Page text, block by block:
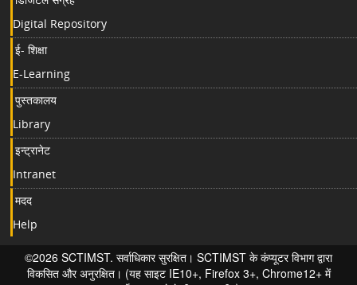
Digital Repository
ई- शिक्षा
E-Learning
पुस्तकालय
Library
इन्ट्रानेट
Intranet
मदद
Help
©2026 SCTIMST. सर्वाधिकार सुरक्षित। SCTIMST के कंप्यूटर विभाग द्वारा
विकसित और अनुरक्षित। (यह साइट IE10+, Firefox 3+, Chrome12+ में